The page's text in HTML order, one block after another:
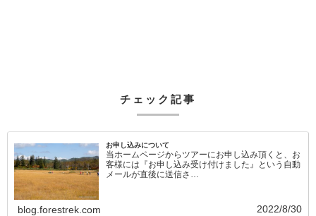
チェック記事
お申し込みについて
当ホームページからツアーにお申し込み頂くと、お
客様には『お申し込み受け付けました』という自動
メールが直後に送信さ…
blog.forestrek.com 2022/8/30